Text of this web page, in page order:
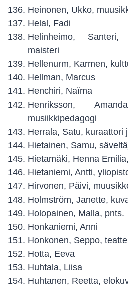
Heinonen, Ukko,
Helal, Fadi
Helinheimo, Santeri,
maisteri
Hellenurm, Karmen,
Hellman, Marcus
Henchiri, Naïma
Henriksson,
musiikkipedagogi
Herrala, Satu, kuraattori
Hietainen, Samu,
Hietamäki, Henna
Hietaniemi, Antti,
Hirvonen, Päivi,
Holmström, Janette,
Holopainen, Malla, pnts.
Honkaniemi, Anni
Honkonen, Seppo,
Hotta, Eeva
Huhtala, Liisa
Huhtanen, Reetta,